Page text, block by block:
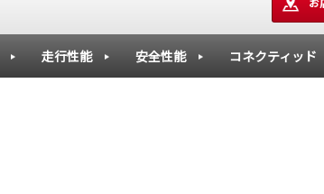
走行性能 安全性能 コネクティッド